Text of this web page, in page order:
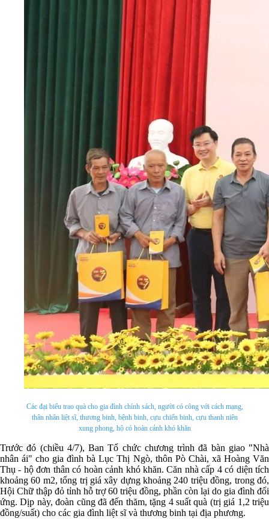
Các đại biểu trao quà cho gia đình chính sách, người có công với cách mạng,
thân nhân liệt sĩ, thương binh, bệnh binh, cựu chiến binh, cựu thanh niên
xung phong, hộ có hoàn cảnh khó khăn
Trước đó (chiều 4/7), Ban Tổ chức chương trình đã bàn giao "Nhà
nhân ái" cho gia đình bà Lục Thị Ngò, thôn Pò Chài, xã Hoàng Văn
Thụ - hộ đơn thân có hoàn cảnh khó khăn. Căn nhà cấp 4 có diện tích
khoảng 60 m2, tổng trị giá xây dựng khoảng 240 triệu đồng, trong đó,
Hội Chữ thập đỏ tỉnh hỗ trợ 60 triệu đồng, phần còn lại do gia đình đối
ứng. Dịp này, đoàn cũng đã đến thăm, tặng 4 suất quà (trị giá 1,2 triệu
đồng/suất) cho các gia đình liệt sĩ và thương binh tại địa phương.